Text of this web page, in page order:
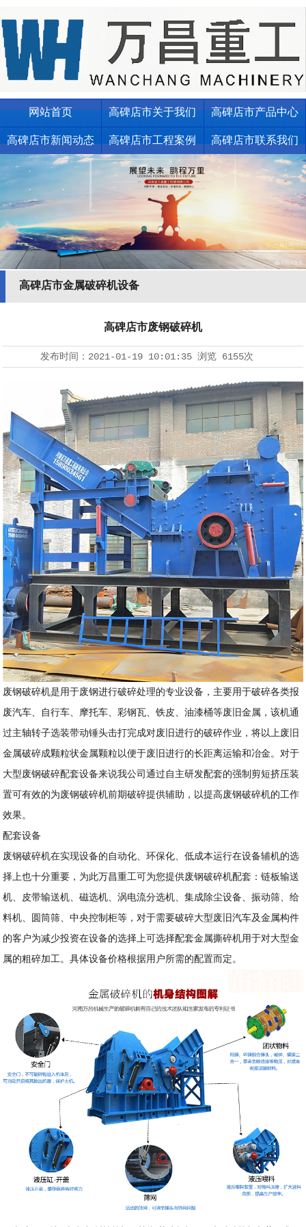
网站首页 高碑店市关于我们 高碑店市产品中心
高碑店市新闻动态 高碑店市工程案例 高碑店市联系我们
高碑店市金属破碎机设备
高碑店市废钢破碎机
发布时间： 2021-01-19 10:01:35浏览 6155次
废钢破碎机是用于废钢进行破碎处理的专业设备，主要用于破碎各类报
废汽车、自行车、摩托车、彩钢瓦、铁皮、油漆桶等废旧金属，该机通
过主轴转子选装带动锤头击打完成对废旧进行的破碎作业，将以上废旧
金属破碎成颗粒状金属颗粒以便于废旧进行的长距离运输和冶金。对于
大型废钢破碎配套设备来说我公司通过自主研发配套的强制剪短挤压装
置可有效的为废钢破碎机前期破碎提供辅助，以提高废钢破碎机的工作
效果。
配套设备
废钢破碎机在实现设备的自动化、环保化、低成本运行在设备辅机的选
择上也十分重要，为此万昌重工可为您提供废钢破碎机配套：链板输送
机、皮带输送机、磁选机、涡电流分选机、集成除尘设备、振动筛、给
料机、圆筒筛、中央控制柜等，对于需要破碎大型废旧汽车及金属构件
的客户为减少投资在设备的选择上可选择配套金属撕碎机用于对大型金
属的粗碎加工。具体设备价格根据用户所需的配置而定。